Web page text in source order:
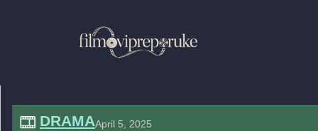
DRAMAApril 5, 2025